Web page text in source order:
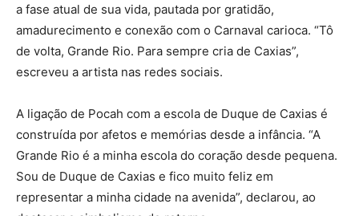
a fase atual de sua vida, pautada por gratidão,
amadurecimento e conexão com o Carnaval carioca. “Tô
de volta, Grande Rio. Para sempre cria de Caxias”,
escreveu a artista nas redes sociais.
A ligação de Pocah com a escola de Duque de Caxias é
construída por afetos e memórias desde a infância. “A
Grande Rio é a minha escola do coração desde pequena.
Sou de Duque de Caxias e fico muito feliz em
representar a minha cidade na avenida”, declarou, ao